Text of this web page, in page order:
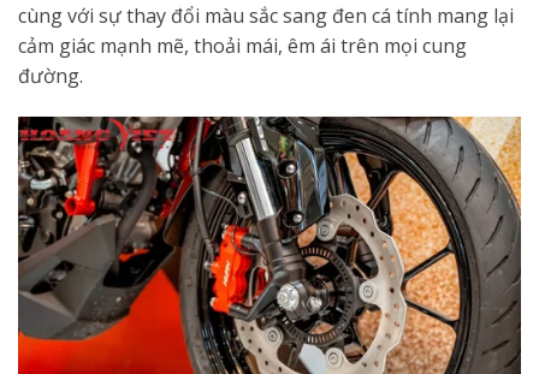
cùng với sự thay đổi màu sắc sang đen cá tính mang lại
cảm giác mạnh mẽ, thoải mái, êm ái trên mọi cung
đường.